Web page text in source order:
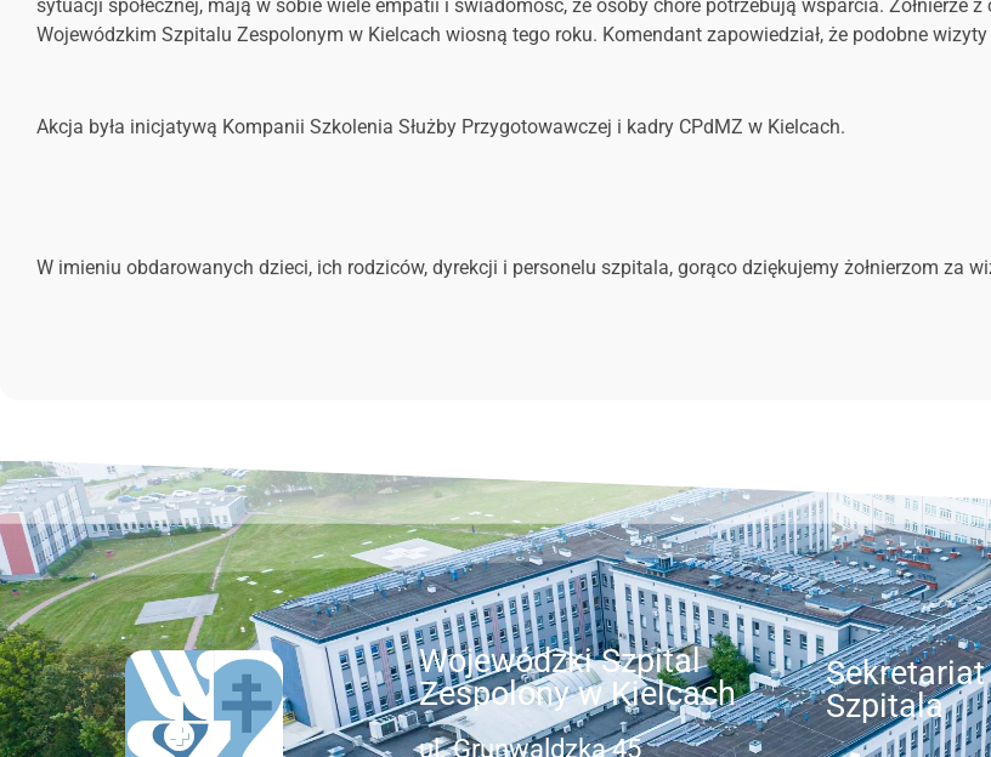
sytuacji społecznej, mają w sobie wiele empatii i świadomość, że osoby chore potrzebują wsparcia. Żołnierze
Wojewódzkim Szpitalu Zespolonym w Kielcach wiosną tego roku. Komendant zapowiedział, że podobne wizyty
Akcja była inicjatywą Kompanii Szkolenia Służby Przygotowawczej i kadry CPdMZ w Kielcach.
W imieniu obdarowanych dzieci, ich rodziców, dyrekcji i personelu szpitala, gorąco dziękujemy żołnierzom za
Wojewódzki Szpital
Zespolony w Kielcach
ul. Grunwaldzka 45
Sekretariat
Szpitala